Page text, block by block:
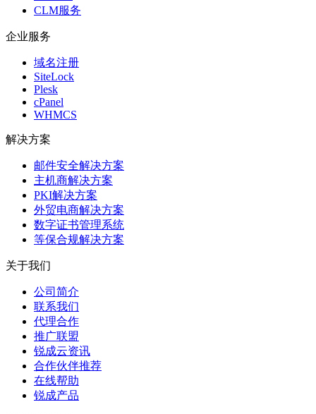
CLM服务
企业服务
域名注册
SiteLock
Plesk
cPanel
WHMCS
解决方案
邮件安全解决方案
主机商解决方案
PKI解决方案
外贸电商解决方案
数字证书管理系统
等保合规解决方案
关于我们
公司简介
联系我们
代理合作
推广联盟
锐成云资讯
合作伙伴推荐
在线帮助
锐成产品